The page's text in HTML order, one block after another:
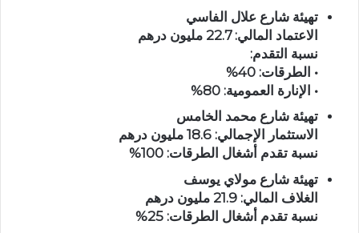
تهيئة شارع علال الفاسي
الاعتماد المالي:22.7 مليون درهم
نسبة التقدم:
• الطرقات: 40%
• الإنارة العمومية: 80%
تهيئة شارع محمد الخامس
الاستثمار الإجمالي: 18.6 مليون درهم
نسبة تقدم أشغال الطرقات: 100%
تهيئة شارع مولاي يوسف
الغلاف المالي: 21.9 مليون درهم
نسبة تقدم أشغال الطرقات: 25%